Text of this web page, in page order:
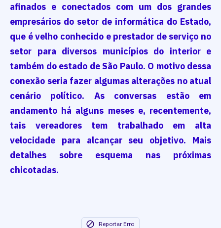
afinados e conectados com um dos grandes
empresários do setor de informática do Estado,
que é velho conhecido e prestador de serviço no
setor para diversos municípios do interior e
também do estado de São Paulo. O motivo dessa
conexão seria fazer algumas alterações no atual
cenário político. As conversas estão em
andamento há alguns meses e, recentemente,
tais vereadores tem trabalhado em alta
velocidade para alcançar seu objetivo. Mais
detalhes sobre esquema nas próximas
chicotadas.
Reportar Erro